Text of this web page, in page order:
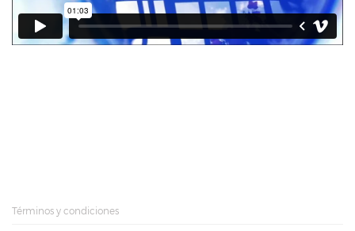
Términos y condiciones